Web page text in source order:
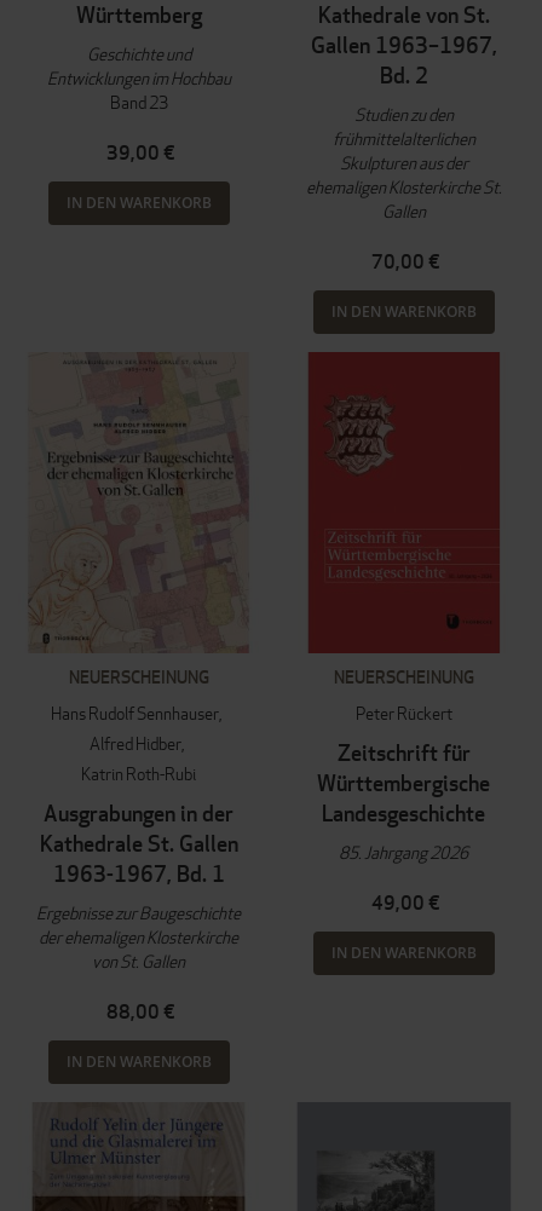
Württemberg
Geschichte und
Entwicklungen im Hochbau
Band 23
39,00 €
IN DEN WARENKORB
Kathedrale von St.
Gallen 1963–1967,
Bd. 2
Studien zu den
frühmittelalterlichen
Skulpturen aus der
ehemaligen Klosterkirche St.
Gallen
70,00 €
IN DEN WARENKORB
NEUERSCHEINUNG
Hans Rudolf Sennhauser
Alfred Hidber
Katrin Roth-Rubi
Ausgrabungen in der
Kathedrale St. Gallen
1963-1967, Bd. 1
Ergebnisse zur Baugeschichte
der ehemaligen Klosterkirche
von St. Gallen
88,00 €
IN DEN WARENKORB
NEUERSCHEINUNG
Peter Rückert
Zeitschrift für
Württembergische
Landesgeschichte
85. Jahrgang 2026
49,00 €
IN DEN WARENKORB